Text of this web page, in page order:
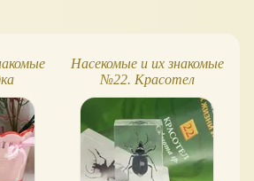
Насекомые и их знакомые
№22. Красотел